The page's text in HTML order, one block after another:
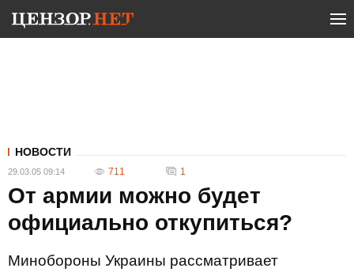
НОВОСТИ
29.03.05 09:14 711 1
От армии можно будет
официально откупиться?
Минобороны Украины рассматривает